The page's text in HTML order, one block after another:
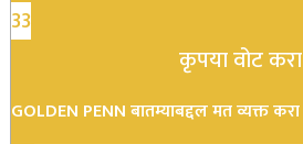
33
कृपया वोट करा
GOLDEN PENN बातम्याबद्दल मत व्यक्त करा